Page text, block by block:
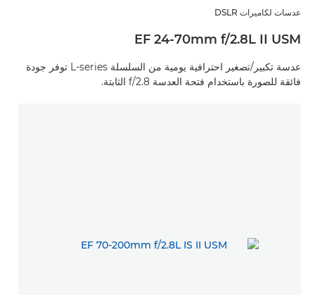
عدسات لكاميرات DSLR
EF 24-70mm f/2.8L II USM
عدسة تكبير/تصغير احترافية يومية من السلسلة L-series توفر جودة
فائقة للصورة باستخدام فتحة العدسة f/2.8 الثابتة.